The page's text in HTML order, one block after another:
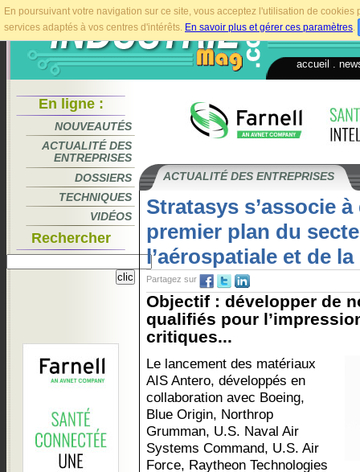
En poursuivant votre navigation sur ce site, vous acceptez l'utilisation de
services adaptés à vos centres d'intérêts. En savoir plus et gérer ces paramètres.
accueil
En ligne :
NOUVEAUTÉS
ACTUALITÉ DES
ENTREPRISES
DOSSIERS
TECHNIQUES
VIDÉOS
Rechercher
ACTUALITÉ DES ENTREPRISES
Stratasys s’associe
premier plan du
l’aérospatiale et de
Partagez sur
Objectif : développer de
qualifiés pour
critiques...
Le lancement des matériaux
AIS Antero, développés en
collaboration avec Boeing,
Blue Origin, Northrop
Grumman, U.S. Naval Air
Systems Command, U.S. Air
Force, Raytheon Technologies